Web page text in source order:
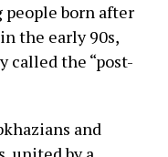
people born after
the early 90s,
called the “post-
and